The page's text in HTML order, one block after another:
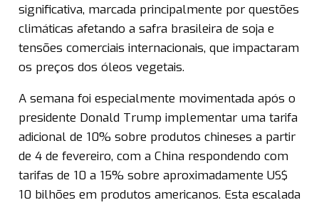
significativa, marcada principalmente por questões
climáticas afetando a safra brasileira de soja e
tensões comerciais internacionais, que impactaram
os preços dos óleos vegetais.
A semana foi especialmente movimentada após o
presidente Donald Trump implementar uma tarifa
adicional de 10% sobre produtos chineses a partir
de 4 de fevereiro, com a China respondendo com
tarifas de 10 a 15% sobre aproximadamente US$
10 bilhões em produtos americanos. Esta escalada